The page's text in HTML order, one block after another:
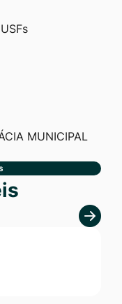
MUNICIPAL